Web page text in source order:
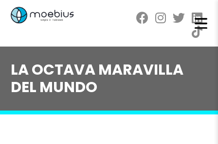
LA OCTAVA MARAVILLA
DEL MUNDO